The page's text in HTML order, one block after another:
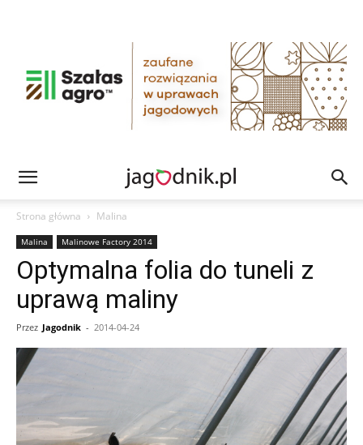
Strona główna Malina
Malina Malinowe Factory 2014
Optymalna folia do tuneli z
uprawą maliny
Przez Jagodnik - 2014-04-24